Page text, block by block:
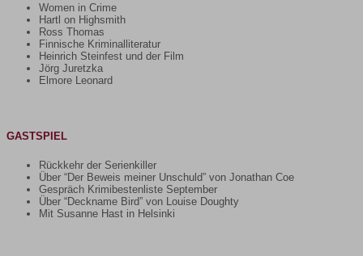
Women in Crime
Hartl on Highsmith
Ross Thomas
Finnische Kriminalliteratur
Heinrich Steinfest und der Film
Jörg Juretzka
Elmore Leonard
GASTSPIEL
Rückkehr der Serienkiller
Über “Der Beweis meiner Unschuld” von Jonathan Coe
Gespräch Krimibestenliste September
Über “Deckname Bird” von Louise Doughty
Mit Susanne Hast in Helsinki